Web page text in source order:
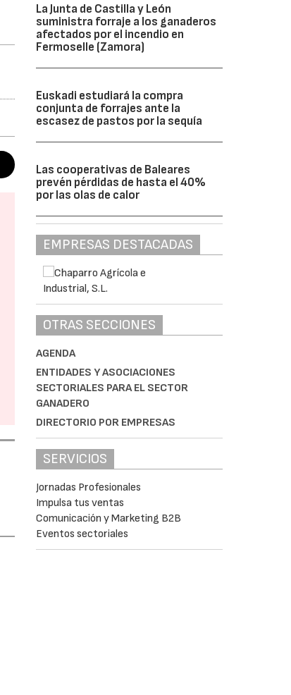
La Junta de Castilla y León
suministra forraje a los ganaderos
afectados por el incendio en
Fermoselle (Zamora)
Euskadi estudiará la compra
conjunta de forrajes ante la
escasez de pastos por la sequía
Las cooperativas de Baleares
prevén pérdidas de hasta el 40%
por las olas de calor
EMPRESAS DESTACADAS
OTRAS SECCIONES
AGENDA
ENTIDADES Y ASOCIACIONES
SECTORIALES PARA EL SECTOR
GANADERO
DIRECTORIO POR EMPRESAS
SERVICIOS
Jornadas Profesionales
Impulsa tus ventas
Comunicación y Marketing B2B
Eventos sectoriales